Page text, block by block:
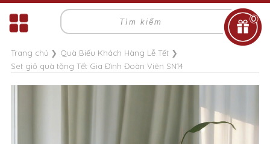
0
Trang chủ❯ Quà Biếu Khách Hàng Lễ Tết❯
Set giỏ quà tặng Tết Gia Đình Đoàn Viên SN14